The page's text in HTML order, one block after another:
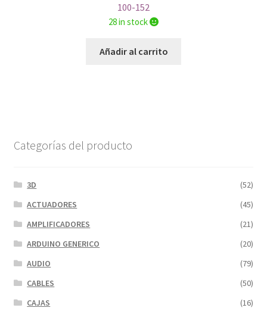
100-152
28 in stock
Añadir al carrito
Categorías del producto
3D
(52)
ACTUADORES
(45)
AMPLIFICADORES
(21)
ARDUINO GENERICO
(20)
AUDIO
(79)
CABLES
(50)
CAJAS
(16)